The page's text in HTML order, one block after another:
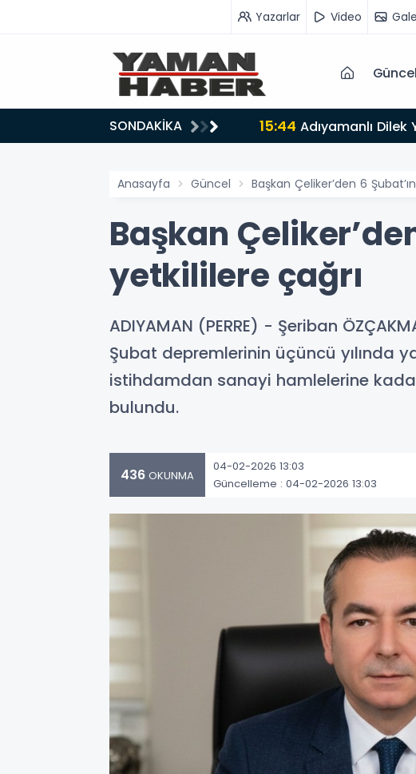
Yazarlar Video
Güncel
SONDAKİKA
‘Tarihin doğru tarafında olmayı seçtim’
Anasayfa Güncel Başkan Çeliker’den 6
Başkan
yetkililere çağrı
ADIYAMAN (PERRE) - Şeriban
Şubat depremlerinin üçüncü yılında
istihdamdan sanayi hamlelerine
bulundu.
436 OKUNMA
04-02-2026 13:03
Güncelleme : 04-02-2026 13:03